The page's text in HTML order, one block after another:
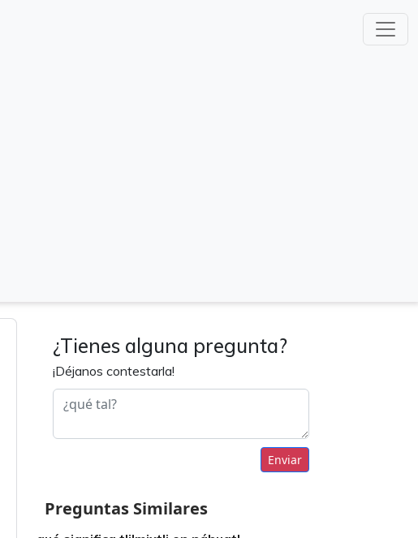
¿Tienes alguna pregunta?
¡Déjanos contestarla!
Enviar
Preguntas Similares